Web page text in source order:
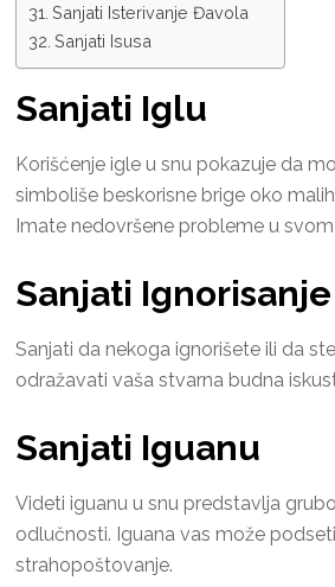
Sanjati Isterivanje Đavola
Sanjati Isusa
Sanjati Iglu
Korišćenje igle u snu pokazuje da
simboliše beskorisne brige oko
Imate nedovršene probleme u
Sanjati Ignorisanje
Sanjati da nekoga ignorišete ili da
odražavati vaša stvarna budna
Sanjati Iguanu
Videti iguanu u snu predstavlja
odlučnosti. Iguana vas može
strahopoštovanje.